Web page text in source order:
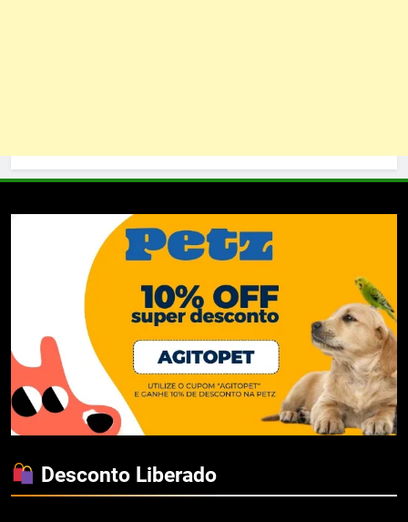
Desconto Liberado